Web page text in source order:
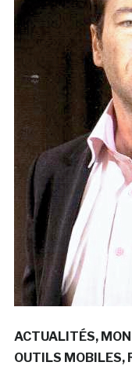
ACTUALITÉS
OUTILS MOBILES